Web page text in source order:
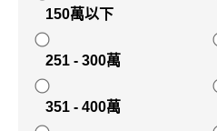
150萬以下
251 - 300萬
351 - 400萬